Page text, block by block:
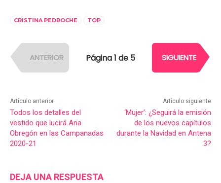
CRISTINA PEDROCHE TOP
ANTERIOR Página 1 de 5 SIGUIENTE
Artículo anterior
Todos los detalles del
vestido que lucirá Ana
Obregón en las Campanadas
2020-21
Artículo siguiente
‘Mujer’: ¿Seguirá la emisión
de los nuevos capítulos
durante la Navidad en Antena
3?
DEJA UNA RESPUESTA